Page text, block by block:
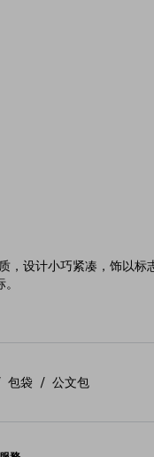
，设计小巧紧凑，饰以标
包袋 / 公文包